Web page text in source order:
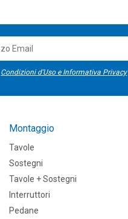
Condizioni d'Uso e Informativa Privacy
Montaggio
Tavole
Sostegni
Tavole + Sostegni
Interruttori
Pedane